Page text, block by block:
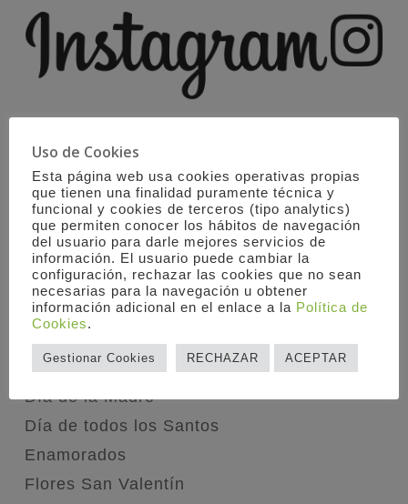
CATEGORÍAS
Bodas
Celebraciones Familiares
Complementos
Comuniones
Coronas funerarias y arreglos florales para
el último adiós. Funerales
Día de la Madre
Día de todos los Santos
Enamorados
Flores San Valentín
Uso de Cookies
Esta página web usa cookies operativas propias
que tienen una finalidad puramente técnica y
funcional y cookies de terceros (tipo analytics)
que permiten conocer los hábitos de navegación
del usuario para darle mejores servicios de
información. El usuario puede cambiar la
configuración, rechazar las cookies que no sean
necesarias para la navegación u obtener
información adicional en el enlace a la Política de
Cookies.
Gestionar Cookies RECHAZAR ACEPTAR